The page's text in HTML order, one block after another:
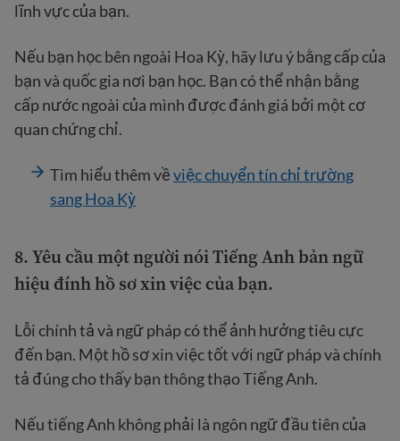
lĩnh vực của bạn.
Nếu bạn học bên ngoài Hoa Kỳ, hãy lưu ý bằng cấp của
bạn và quốc gia nơi bạn học. Bạn có thể nhận bằng
cấp nước ngoài của mình được đánh giá bởi một cơ
quan chứng chỉ.
Tìm hiểu thêm vềviệc chuyển tín chỉ trường
sang Hoa Kỳ
8.Yêu cầu một người nói Tiếng Anh bản ngữ
hiệu đính hồ sơ xin việc của bạn.
Lỗi chính tả và ngữ pháp có thể ảnh hưởng tiêu cực
đến bạn. Một hồ sơ xin việc tốt với ngữ pháp và chính
tả đúng cho thấy bạn thông thạo Tiếng Anh.
Nếu tiếng Anh không phải là ngôn ngữ đầu tiên của